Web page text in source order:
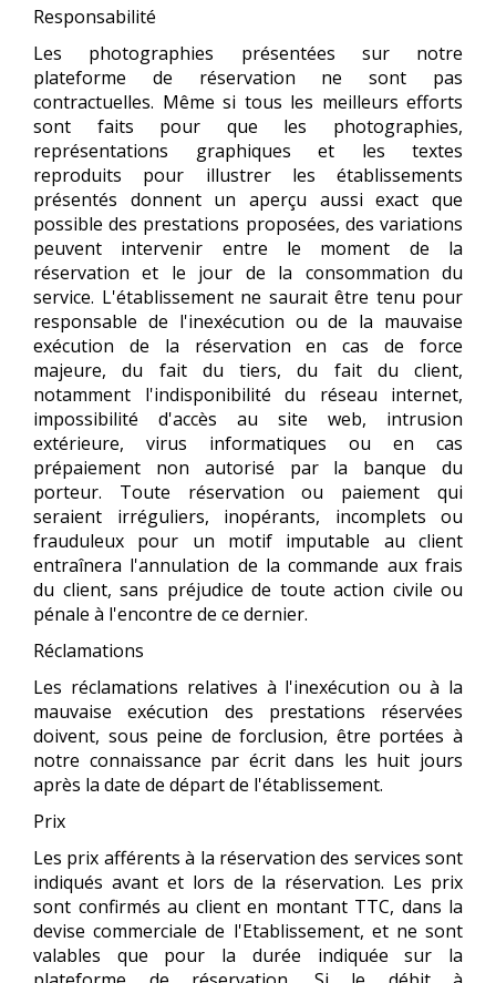
Responsabilité
Les photographies présentées sur notre
plateforme de réservation ne sont pas
contractuelles. Même si tous les meilleurs efforts
sont faits pour que les photographies,
représentations graphiques et les textes
reproduits pour illustrer les établissements
présentés donnent un aperçu aussi exact que
possible des prestations proposées, des variations
peuvent intervenir entre le moment de la
réservation et le jour de la consommation du
service. L'établissement ne saurait être tenu pour
responsable de l'inexécution ou de la mauvaise
exécution de la réservation en cas de force
majeure, du fait du tiers, du fait du client,
notamment l'indisponibilité du réseau internet,
impossibilité d'accès au site web, intrusion
extérieure, virus informatiques ou en cas
prépaiement non autorisé par la banque du
porteur. Toute réservation ou paiement qui
seraient irréguliers, inopérants, incomplets ou
frauduleux pour un motif imputable au client
entraînera l'annulation de la commande aux frais
du client, sans préjudice de toute action civile ou
pénale à l'encontre de ce dernier.
Réclamations
Les réclamations relatives à l'inexécution ou à la
mauvaise exécution des prestations réservées
doivent, sous peine de forclusion, être portées à
notre connaissance par écrit dans les huit jours
après la date de départ de l'établissement.
Prix
Les prix afférents à la réservation des services sont
indiqués avant et lors de la réservation. Les prix
sont confirmés au client en montant TTC, dans la
devise commerciale de l'Etablissement, et ne sont
valables que pour la durée indiquée sur la